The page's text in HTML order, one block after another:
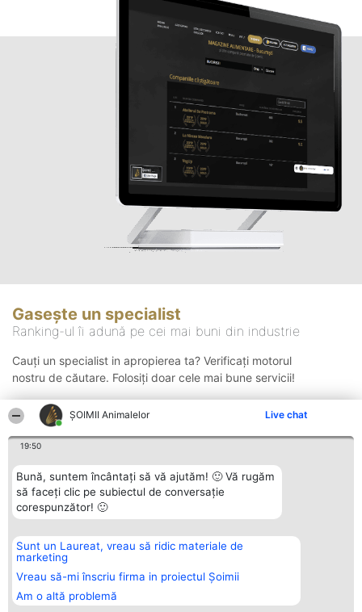
ŞOIMII Animalelor Live chat
19:50
Bună, suntem încântați să vă ajutăm! 🙂 Vă rugăm
să faceți clic pe subiectul de conversație
corespunzător! 🙂
Sunt un Laureat, vreau să ridic materiale de
marketing
Vreau să-mi înscriu firma in proiectul Șoimii
Am o altă problemă
Gasește un specialist
Ranking-ul îi adună pe cei mai buni din industrie
Cauți un specialist in apropierea ta? Verificați motorul
nostru de căutare. Folosiți doar cele mai bune servicii!
Organizator Ranking
BRIGHT SOLUTIONS BR SRL
Aleea Timisul De Sus 2 Bl. A30
Sc. A Et. 4 Ap. 13 Cod 061952
București
CUI 36737675
Plebiscyt
Lista Tuturor
Laureaților
Statut
Contact